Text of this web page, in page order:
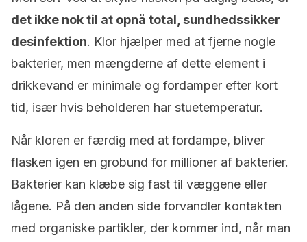
det ikke nok til at opnå total, sundhedssikker
desinfektion. Klor hjælper med at fjerne nogle
bakterier, men mængderne af dette element i
drikkevand er minimale og fordamper efter kort
tid, især hvis beholderen har stuetemperatur.
Når kloren er færdig med at fordampe, bliver
flasken igen en grobund for millioner af bakterier.
Bakterier kan klæbe sig fast til væggene eller
lågene. På den anden side forvandler kontakten
med organiske partikler, der kommer ind, når man